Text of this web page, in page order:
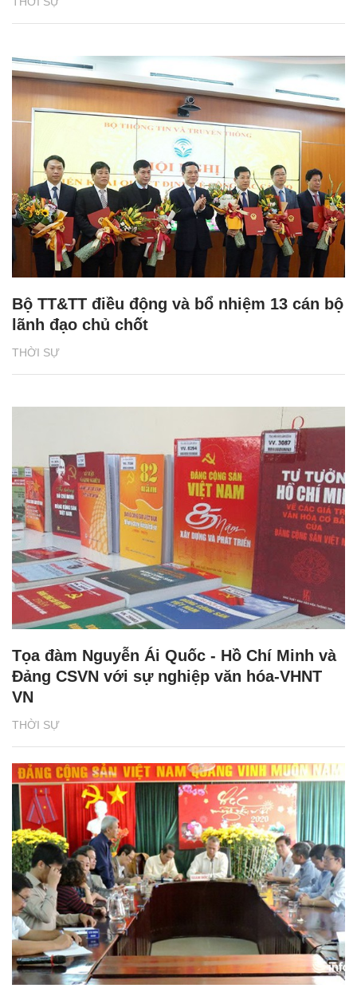
THỜI SỰ
Bộ TT&TT điều động và bổ nhiệm 13 cán bộ
lãnh đạo chủ chốt
THỜI SỰ
Tọa đàm Nguyễn Ái Quốc - Hồ Chí Minh và
Đảng CSVN với sự nghiệp văn hóa-VHNT
VN